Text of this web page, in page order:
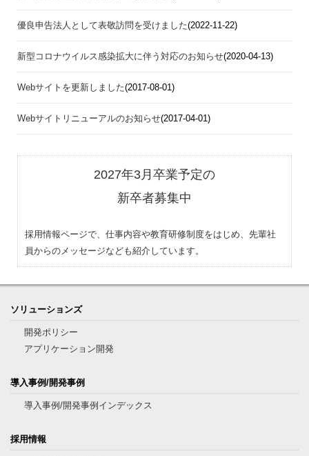
優良申告法人として表敬訪問を受けました(2022-11-22)
新型コロナウイルス感染拡大に伴う対応のお知らせ(2020-04-13)
Webサイトを更新しました(2017-08-01)
Webサイトリニューアルのお知らせ(2017-04-01)
2027年3月卒業予定の
新卒者募集中
採用情報ページで、仕事内容や教育研修制度をはじめ、先輩社
員からのメッセージなども紹介しています。
ソリューションズ
開発ポリシー
アプリケーション開発
導入事例/開発事例
導入事例/開発事例インデックス
採用情報